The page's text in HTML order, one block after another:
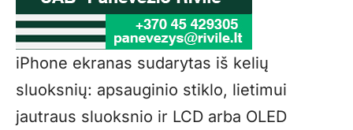
iPhone ekranas sudarytas iš kelių
sluoksnių: apsauginio stiklo, lietimui
jautraus sluoksnio ir LCD arba OLED